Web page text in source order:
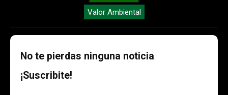
Valor Ambiental
No te pierdas ninguna noticia
¡Suscribite!